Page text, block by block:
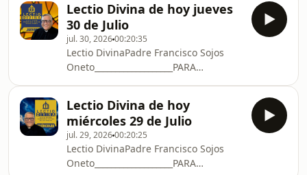
EN ECUADOR:Banco Bolivaria
WhatsApp: enviar mensaje al +593 99
157 8586 📱CANAL DE
WHATSAPP: https://whatsapp.com/channel/
A QUE PROCLAMA SIGA
CRECIENDODONORBOX:https://donorbox.org/
crece___________________TRANSFERENCIAS
EN ECUADOR:Banco Bolivaria
Lectio Divina de hoy jueves
30 de Julio
jul. 30, 202600:20:35
Lectio DivinaPadre Francisco Sojos
Oneto___________________PARA
WhatsApp: enviar mensaje al +593 99
157 8586 📱CANAL DE
WHATSAPP: https://whatsapp.com/channel/
A QUE PROCLAMA SIGA
CRECIENDODONORBOX:https://donorbox.org/
Lectio Divina de hoy
miércoles 29 de Julio
jul. 29, 202600:20:25
Lectio DivinaPadre Francisco Sojos
Oneto___________________PARA